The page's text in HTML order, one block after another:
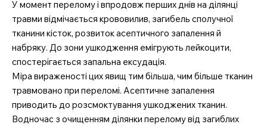
У момент перелому і впродовж перших днів на ділянці
травми відмічається крововилив, загибель сполучної
тканини кісток, розвиток асептичного запалення й
набряку. До зони ушкодження емігрують лейкоцити,
спостерігається запальна ексудація.
Міра вираженості цих явищ тим більша, чим більше тканин
травмовано при переломі. Асептичне запалення
приводить до розсмоктування ушкоджених тканин.
Водночас з очищенням ділянки перелому від загиблих